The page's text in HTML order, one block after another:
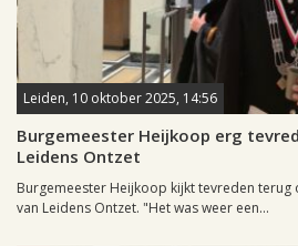
Leiden, 10 oktober 2025, 14:56
Burgemeester Heijkoop erg
Leidens Ontzet
Burgemeester Heijkoop kijkt tevreden
van Leidens Ontzet. "Het was weer een...